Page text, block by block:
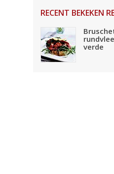
RECENT BEKEKEN
verde